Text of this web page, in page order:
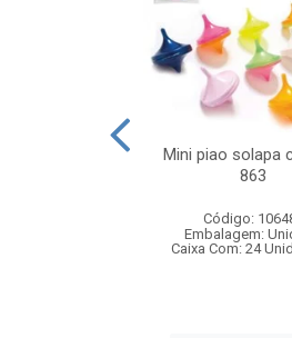
Mini piao solapa
863
Código:
Embalagem:
Caixa Com: 24